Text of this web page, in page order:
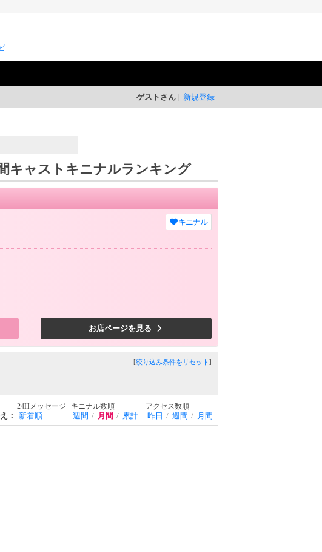
ゲストさん 新規登録
キャストキニナルランキング
キニナル
お店ページを見る
[絞り込み条件をリセット]
：
24Hメッセージ
新着順
キニナル数順
週間 月間 累計
アクセス数順
昨日 週間 月間